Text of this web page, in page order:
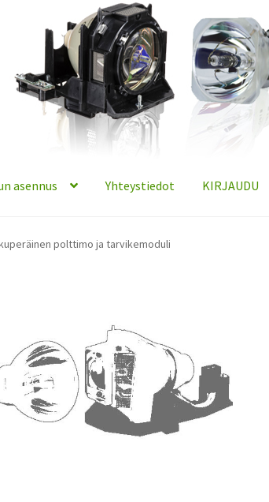
asennus Yhteystiedot KIRJAUDU
polttimo ja tarvikemoduli